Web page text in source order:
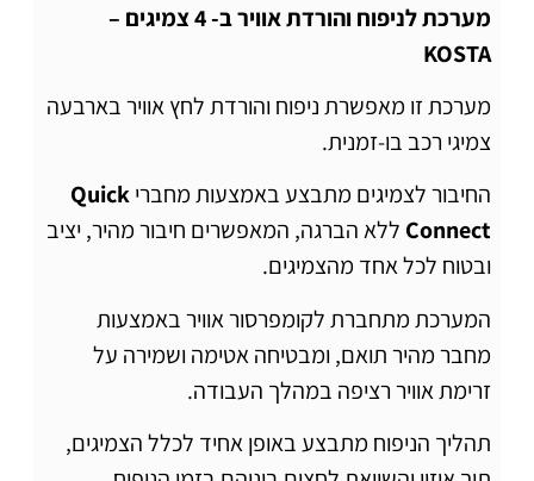
מערכת לניפוח והורדת אוויר ב- 4 צמיגים –
KOSTA
מערכת זו מאפשרת ניפוח והורדת לחץ אוויר בארבעה
צמיגי רכב בו-זמנית.
החיבור לצמיגים מתבצע באמצעות מחבריQuick
Connect ללא הברגה, המאפשרים חיבור מהיר, יציב
ובטוח לכל אחד מהצמיגים.
המערכת מתחברת לקומפרסור אוויר באמצעות
מחבר מהיר תואם, ומבטיחה אטימה ושמירה על
זרימת אוויר רציפה במהלך העבודה.
תהליך הניפוח מתבצע באופן אחיד לכלל הצמיגים,